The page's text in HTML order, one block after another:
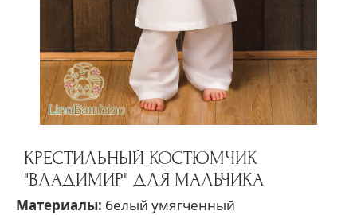
КРЕСТИЛЬНЫЙ КОСТЮМЧИК
"ВЛАДИМИР" ДЛЯ МАЛЬЧИКА
Материалы: белый умягченный